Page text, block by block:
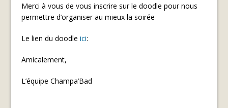
Merci à vous de vous inscrire sur le doodle pour nous
permettre d’organiser au mieux la soirée
Le lien du doodleici:
Amicalement,
L’équipe Champa’Bad